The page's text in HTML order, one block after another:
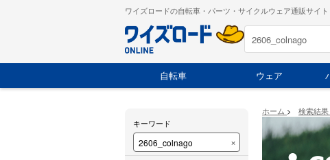
ワイズロードの自転車・パーツ・サイクルウェア通販サイト
自転車 ウェア
ホーム > 検索結果
キーワード
×